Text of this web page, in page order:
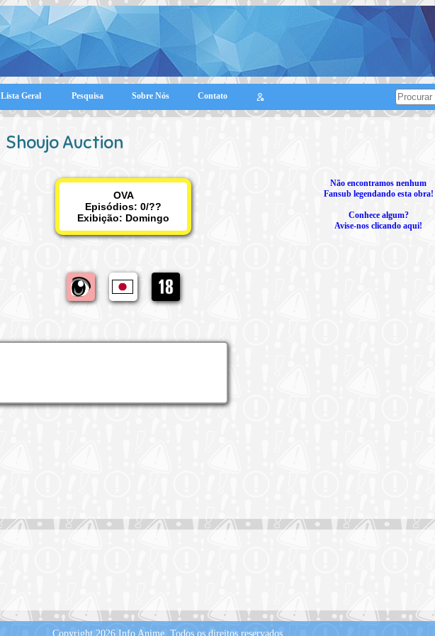
Lista Geral Pesquisa Sobre Nós Contato
Shoujo Auction
OVA
Episódios: 0/??
Exibição: Domingo
Não encontramos nenhum
Fansub legendando esta obra!
Conhece algum?
Avise-nos clicando aqui!
Copyright 2026 Info Anime. Todos os direitos reservados.